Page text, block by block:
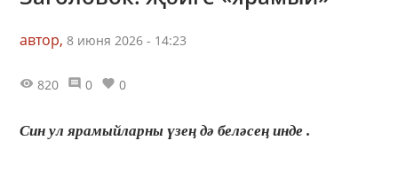
автор, 8 июня 2026 - 14:23
820 0 0
Син ул ярамыйларны үзең дә беләсең инде .